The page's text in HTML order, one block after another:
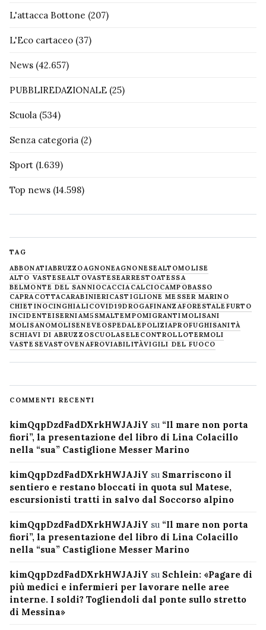
L'attacca Bottone (207)
L'Eco cartaceo (37)
News (42.657)
PUBBLIREDAZIONALE (25)
Scuola (534)
Senza categoria (2)
Sport (1.639)
Top news (14.598)
TAG
ABBONATIABRUZZOAGNONEAGNONESEALTOMOLISE
ALTO VASTESEALTOVASTESEARRESTOATESSA
BELMONTE DEL SANNIOCACCIA CALCIOCAMPOBASSO
CAPRACOTTACARABINIERICASTIGLIONE MESSER MARINO
CHIETINOCINGHIALICOVID19DROGAFINANZAFORESTALE FURTO
INCIDENTEISERNIAM5SMALTEMPOMIGRANTIMOLISANI
MOLISANOMOLISENEVE OSPEDALEPOLIZIAPROFUGHISANITÀ
SCHIAVI DI ABRUZZOSCUOLASELECONTROLLOTERMOLI
VASTESEVASTOVENAFROVIABILITÀVIGILI DEL FUOCO
COMMENTI RECENTI
kimQqpDzdFadDXrkHWJAJiY su “Il mare non porta
fiori”, la presentazione del libro di Lina Colacillo
nella “sua” Castiglione Messer Marino
kimQqpDzdFadDXrkHWJAJiY su Smarriscono il
sentiero e restano bloccati in quota sul Matese,
escursionisti tratti in salvo dal Soccorso alpino
kimQqpDzdFadDXrkHWJAJiY su “Il mare non porta
fiori”, la presentazione del libro di Lina Colacillo
nella “sua” Castiglione Messer Marino
kimQqpDzdFadDXrkHWJAJiY su Schlein: «Pagare di
più medici e infermieri per lavorare nelle aree
interne. I soldi? Togliendoli dal ponte sullo stretto
di Messina»